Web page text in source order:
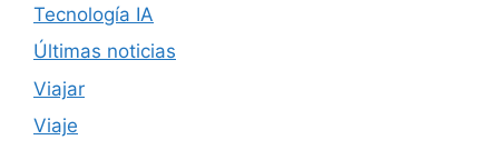
Tecnología IA
Últimas noticias
Viajar
Viaje